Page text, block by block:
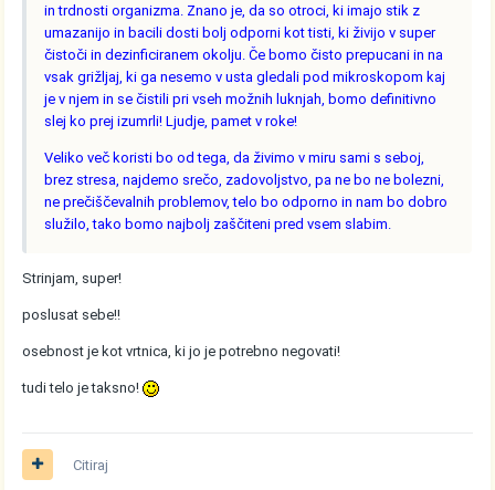
in trdnosti organizma. Znano je, da so otroci, ki imajo stik z
umazanijo in bacili dosti bolj odporni kot tisti, ki živijo v super
čistoči in dezinficiranem okolju. Če bomo čisto prepucani in na
vsak grižljaj, ki ga nesemo v usta gledali pod mikroskopom kaj
je v njem in se čistili pri vseh možnih luknjah, bomo definitivno
slej ko prej izumrli! Ljudje, pamet v roke!
Veliko več koristi bo od tega, da živimo v miru sami s seboj,
brez stresa, najdemo srečo, zadovoljstvo, pa ne bo ne bolezni,
ne prečiščevalnih problemov, telo bo odporno in nam bo dobro
služilo, tako bomo najbolj zaščiteni pred vsem slabim.
Strinjam, super!
poslusat sebe!!
osebnost je kot vrtnica, ki jo je potrebno negovati!
tudi telo je taksno!
Citiraj